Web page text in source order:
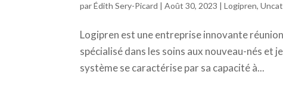
parÉdith Sery-Picard |Août 30, 2023 |Logipren,
Logipren est une entreprise innovante
spécialisé dans les soins aux nouveau-nés et
système se caractérise par sa capacité à...